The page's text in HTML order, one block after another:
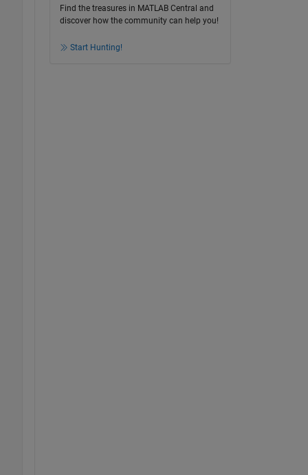
Find the treasures in MATLAB Central and
discover how the community can help you!
Start Hunting!